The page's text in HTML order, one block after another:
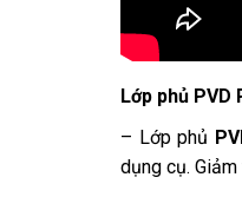
Lớp phủ PVD
– Lớp phủ
dụng cụ.